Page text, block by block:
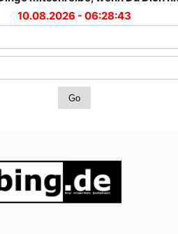
10.08.2026 - 06:28:43